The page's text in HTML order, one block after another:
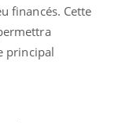
financés. Cette
principal